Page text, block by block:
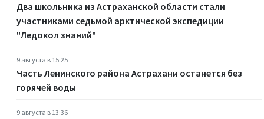
Два школьника из Астраханской области стали
участниками седьмой арктической экспедиции
"Ледокол знаний"
9 августа в 15:25
Часть Ленинского района Астрахани останется без
горячей воды
9 августа в 13:36